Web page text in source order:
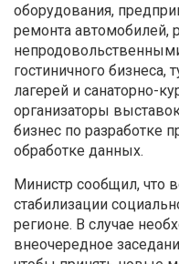
оборудования,
ремонта автомобилей,
гостиничного бизнеса,
лагерей и санаторно-
организаторы
бизнес по разработке
обработке данных.
Министр сообщил, что
стабилизации
регионе. В случае
внеочередное